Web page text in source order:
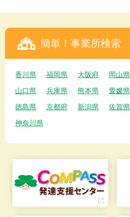
簡単！事業所検索
香川県 福岡県 大阪府 岡山県
山口県
兵庫県 熊本県 愛媛県
徳島県
京都府 新潟県 佐賀県
神奈川県